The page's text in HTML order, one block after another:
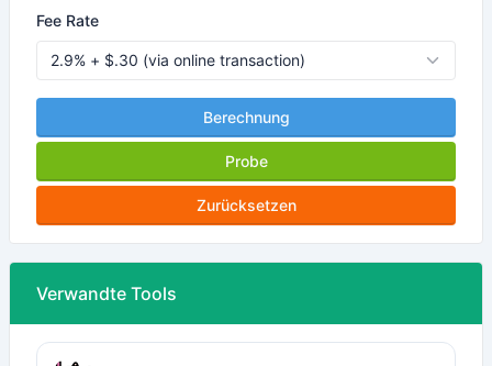
Fee Rate
Berechnung
Probe
Zurücksetzen
Verwandte Tools